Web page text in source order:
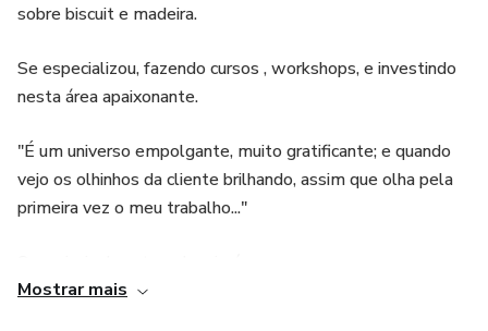
sobre biscuit e madeira.
Se especializou, fazendo cursos , workshops, e investindo
nesta área apaixonante.
"É um universo empolgante, muito gratificante; e quando
vejo os olhinhos da cliente brilhando, assim que olha pela
primeira vez o meu trabalho..."
Mostrar mais